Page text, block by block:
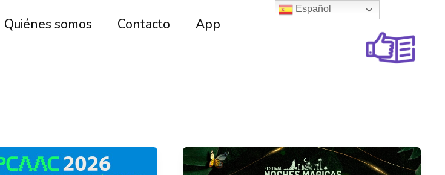
Quiénes somos Contacto App
Español